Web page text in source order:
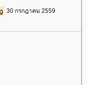
30 กรกฎาคม 2559